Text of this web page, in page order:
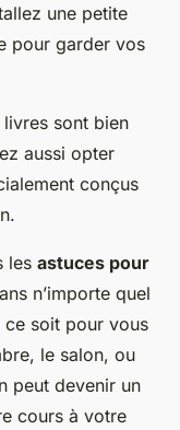
une petite
pour garder vos
sont bien
aussi opter
conçus
les astuces pour
n’importe quel
ce soit pour vous
le salon, ou
peut devenir un
cours à votre